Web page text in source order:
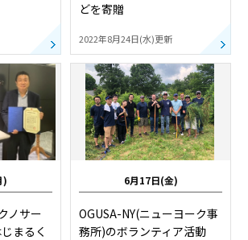
どを寄贈
2022年8月24日(水)更新
)
ノサー
まるく
6月17日(金)
OGUSA-NY(ニューヨーク事
務所)のボランティア活動